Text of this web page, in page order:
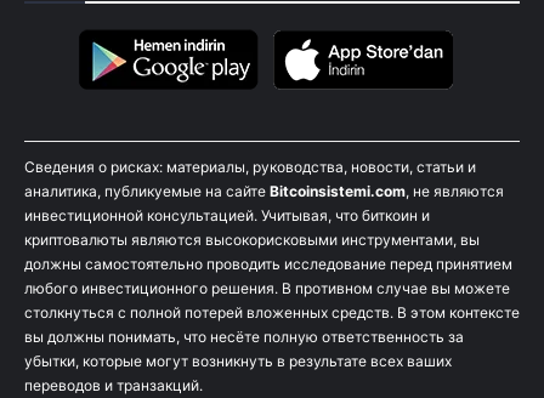
Сведения о рисках: материалы, руководства, новости, статьи и
аналитика, публикуемые на сайте Bitcoinsistemi.com, не являются
инвестиционной консультацией. Учитывая, что биткоин и
криптовалюты являются высокорисковыми инструментами, вы
должны самостоятельно проводить исследование перед принятием
любого инвестиционного решения. В противном случае вы можете
столкнуться с полной потерей вложенных средств. В этом контексте
вы должны понимать, что несёте полную ответственность за
убытки, которые могут возникнуть в результате всех ваших
переводов и транзакций.